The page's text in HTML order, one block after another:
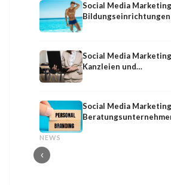
Social Media
Bildungseinrichtungen
Social Media
Kanzleien und
Social Media
NEWS
‹
Shared
Shared Media: Definition, Bedeutung und